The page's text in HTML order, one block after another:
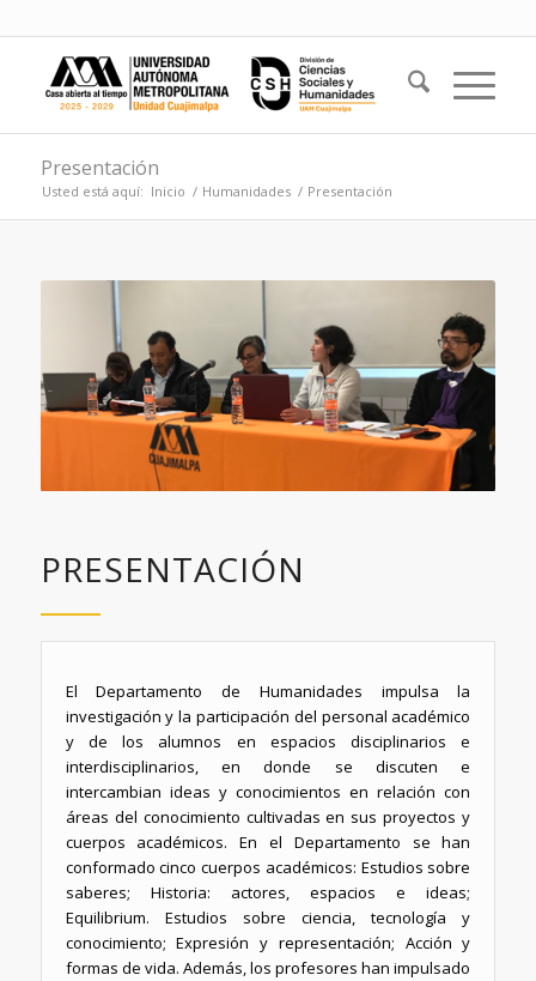
Presentación
Usted está aquí: Inicio / Humanidades / Presentación
PRESENTACIÓN
El Departamento de Humanidades impulsa la
investigación y la participación del personal académico
y de los alumnos en espacios disciplinarios e
interdisciplinarios, en donde se discuten e
intercambian ideas y conocimientos en relación con
áreas del conocimiento cultivadas en sus proyectos y
cuerpos académicos. En el Departamento se han
conformado cinco cuerpos académicos: Estudios sobre
saberes; Historia: actores, espacios e ideas;
Equilibrium. Estudios sobre ciencia, tecnología y
conocimiento; Expresión y representación; Acción y
formas de vida. Además, los profesores han impulsado